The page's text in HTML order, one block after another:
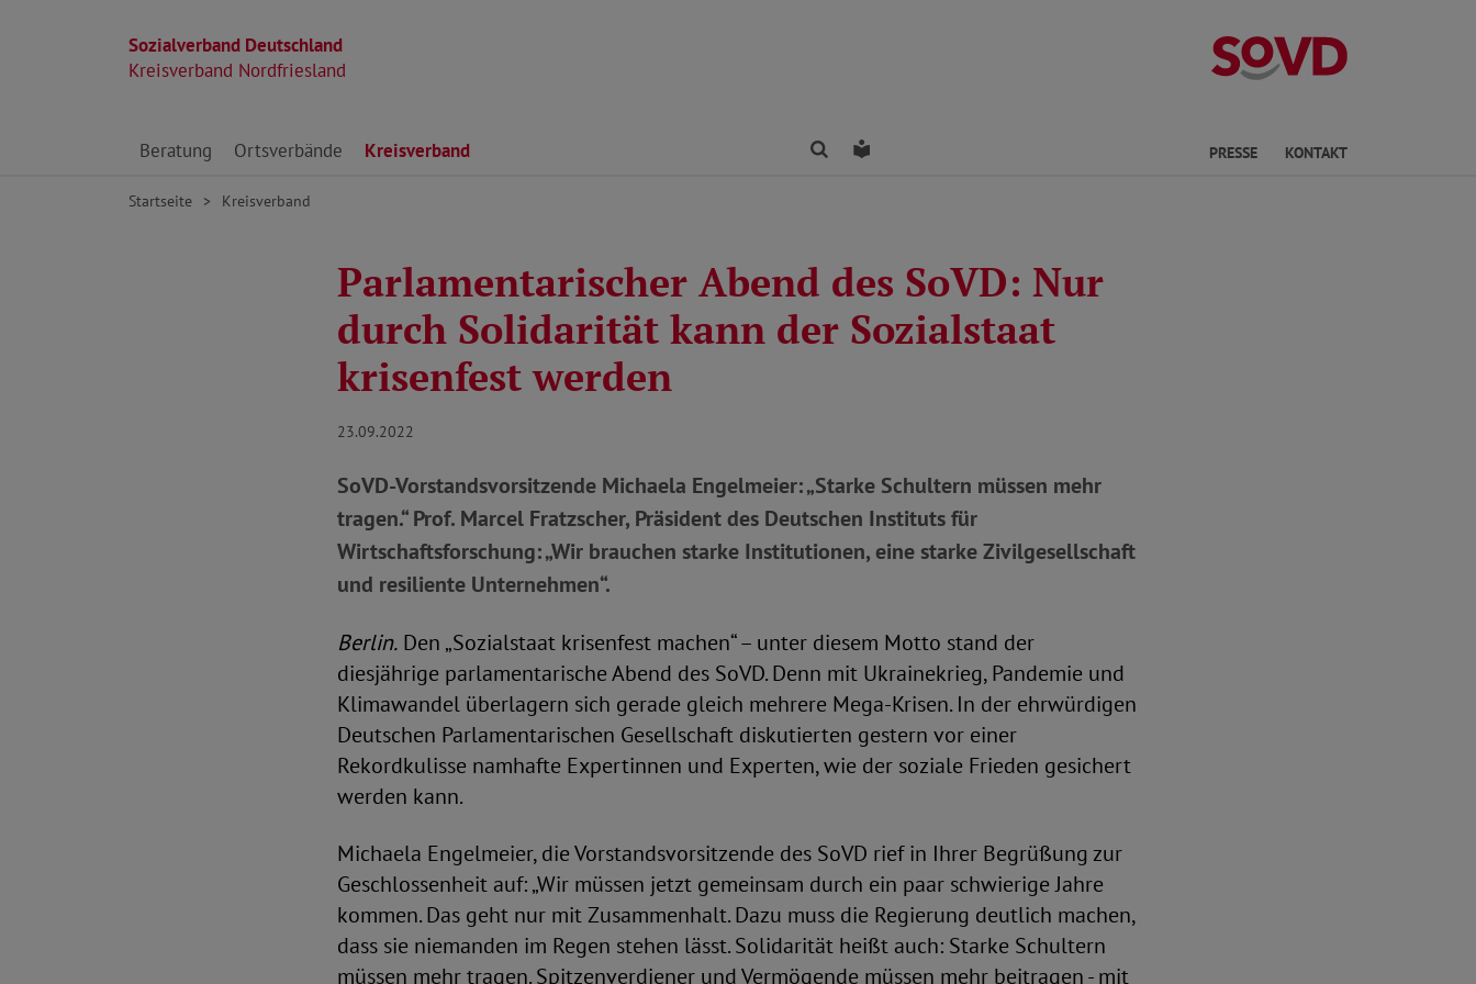
Sozialverband Deutschland
Kreisverband Nordfriesland
Kreisverband
Direkt zu den Inhalten springen
Beratung Ortsverbände Kreisverband FindenLeichte Sprache PRESSE KONTAKT
Startseite Kreisverband
Parlamentarischer Abend des SoVD: Nur
durch Solidarität kann der Sozialstaat
krisenfest werden
23.09.2022
SoVD-Vorstandsvorsitzende Michaela Engelmeier: „Starke Schultern müssen mehr
tragen.“ Prof. Marcel Fratzscher, Präsident des Deutschen Instituts für
Wirtschaftsforschung: „Wir brauchen starke Institutionen, eine starke Zivilgesellschaft
und resiliente Unternehmen“.
Berlin. Den „Sozialstaat krisenfest machen“ – unter diesem Motto stand der
diesjährige parlamentarische Abend des SoVD. Denn mit Ukrainekrieg, Pandemie und
Klimawandel überlagern sich gerade gleich mehrere Mega-Krisen. In der ehrwürdigen
Deutschen Parlamentarischen Gesellschaft diskutierten gestern vor einer
Rekordkulisse namhafte Expertinnen und Experten, wie der soziale Frieden gesichert
werden kann.
Michaela Engelmeier, die Vorstandsvorsitzende des SoVD rief in Ihrer Begrüßung zur
Geschlossenheit auf: „Wir müssen jetzt gemeinsam durch ein paar schwierige Jahre
kommen. Das geht nur mit Zusammenhalt. Dazu muss die Regierung deutlich machen,
dass sie niemanden im Regen stehen lässt. Solidarität heißt auch: Starke Schultern
müssen mehr tragen. Spitzenverdiener und Vermögende müssen mehr beitragen - mit